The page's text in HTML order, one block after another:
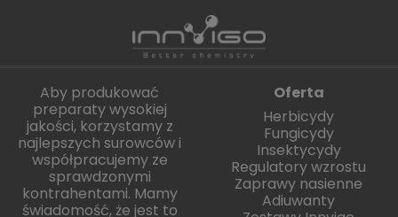
Aby produkować
preparaty wysokiej
jakości, korzystamy z
najlepszych surowców i
współpracujemy ze
sprawdzonymi
kontrahentami. Mamy
świadomość, że jest to
Oferta
Herbicydy
Fungicydy
Insektycydy
Regulatory wzrostu
Zaprawy nasienne
Adiuwanty